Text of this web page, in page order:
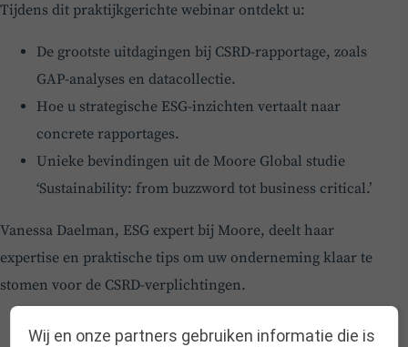
Tijdens dit praktijkgerichte webinar ontdekt u:
De grootste uitdagingen bij CSRD-rapportage, zoals
GAP-analyses en datacollectie.
Hoe u strategische ESG-inzichten vertaalt naar
concrete rapportages.
Unieke bevindingen uit de Moore Global studie
‘Sustainability: from buzzword tot business critical.’
Vanessa Daelman, ESG expert bij Moore, deelt haar
expertise en praktische tips om uw onderneming klaar te
stomen voor de CSRD-verplichtingen.
Wij en onze partners gebruiken informatie die is